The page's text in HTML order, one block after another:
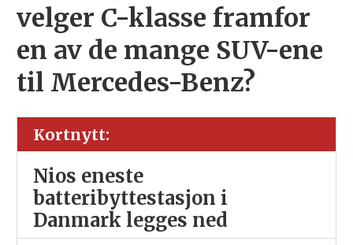
velger C-klasse framfor
en av de mange SUV-ene
til Mercedes-Benz?
Kortnytt:
Nios eneste
batteribyttestasjon i
Danmark legges ned